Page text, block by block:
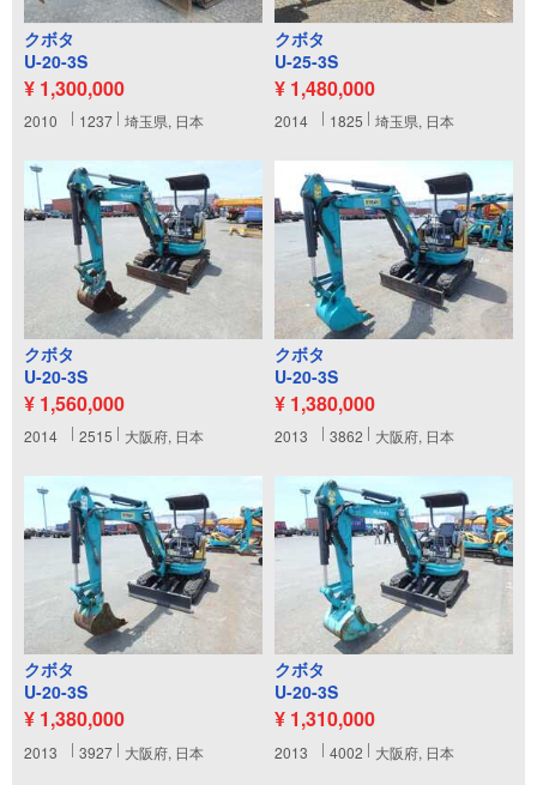
クボタ
U-20-3S
¥ 1,300,000
2010 1237 埼玉県, 日本
クボタ
U-25-3S
¥ 1,480,000
2014 1825 埼玉県, 日本
クボタ
U-20-3S
¥ 1,560,000
2014 2515 大阪府, 日本
クボタ
U-20-3S
¥ 1,380,000
2013 3862 大阪府, 日本
クボタ
U-20-3S
¥ 1,380,000
2013 3927 大阪府, 日本
クボタ
U-20-3S
¥ 1,310,000
2013 4002 大阪府, 日本